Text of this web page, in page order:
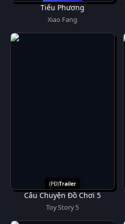
Tiểu Phương
Xiao Fang
Trailer
Câu Chuyện Đồ Chơi 5
Toy Story 5